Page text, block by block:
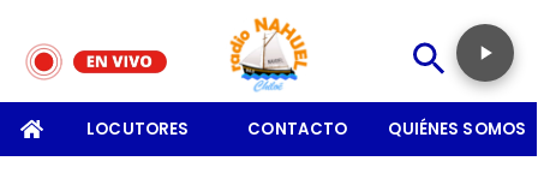
LOCUTORES CONTACTO QUIÉNES SOMOS